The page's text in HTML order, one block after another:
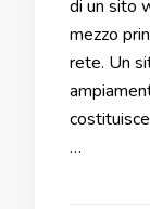
di un sito
mezzo
rete. Un
…